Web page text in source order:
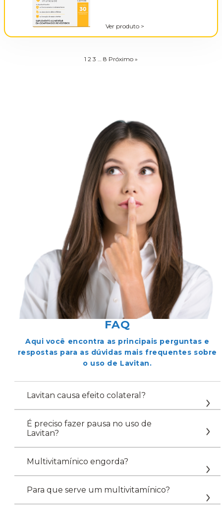
Ver produto >
1 2 3 … 8 Próximo »
FAQ
Aqui você encontra as principais perguntas e
respostas para as dúvidas mais frequentes sobre
o uso de Lavitan.
Lavitan causa efeito colateral?
É preciso fazer pausa no uso de
Lavitan?
Multivitamínico engorda?
Para que serve um multivitamínico?